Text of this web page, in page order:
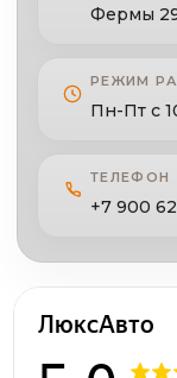
Фермы
РЕЖИМ
Пн-Пт с
ТЕЛЕФОН
+7 900